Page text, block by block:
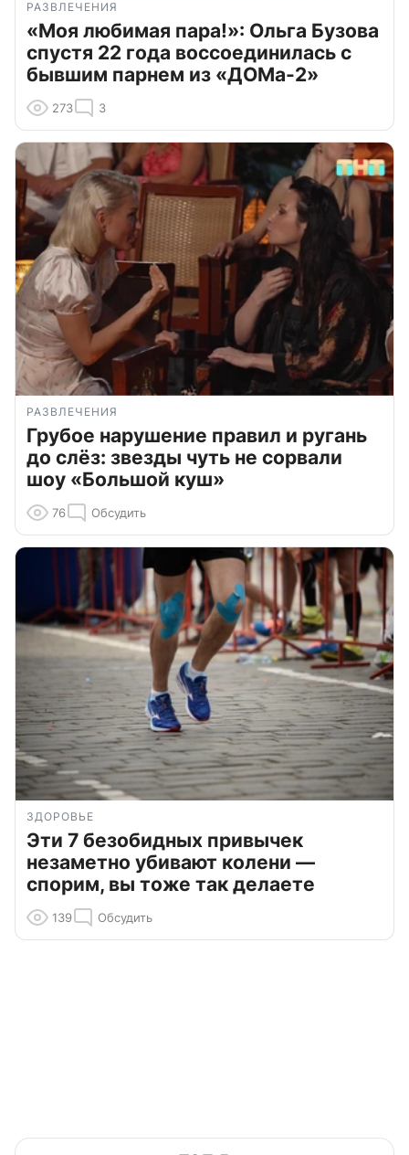
РАЗВЛЕЧЕНИЯ
«Моя любимая пара!»: Ольга Бузова
спустя 22 года воссоединилась с
бывшим парнем из «ДОМа-2»
273 3
РАЗВЛЕЧЕНИЯ
Грубое нарушение правил и ругань
до слёз: звезды чуть не сорвали
шоу «Большой куш»
76 Обсудить
ЗДОРОВЬЕ
Эти 7 безобидных привычек
незаметно убивают колени —
спорим, вы тоже так делаете
139 Обсудить